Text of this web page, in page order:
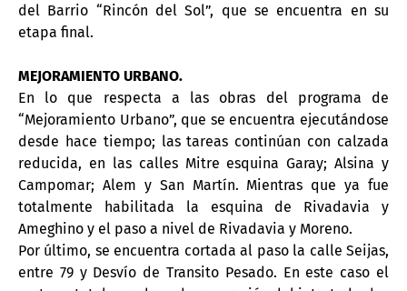
del Barrio “Rincón del Sol”, que se encuentra en su
etapa final.
MEJORAMIENTO URBANO.
En lo que respecta a las obras del programa de
“Mejoramiento Urbano”, que se encuentra ejecutándose
desde hace tiempo; las tareas continúan con calzada
reducida, en las calles Mitre esquina Garay; Alsina y
Campomar; Alem y San Martín. Mientras que ya fue
totalmente habilitada la esquina de Rivadavia y
Ameghino y el paso a nivel de Rivadavia y Moreno.
Por último, se encuentra cortada al paso la calle Seijas,
entre 79 y Desvío de Transito Pesado. En este caso el